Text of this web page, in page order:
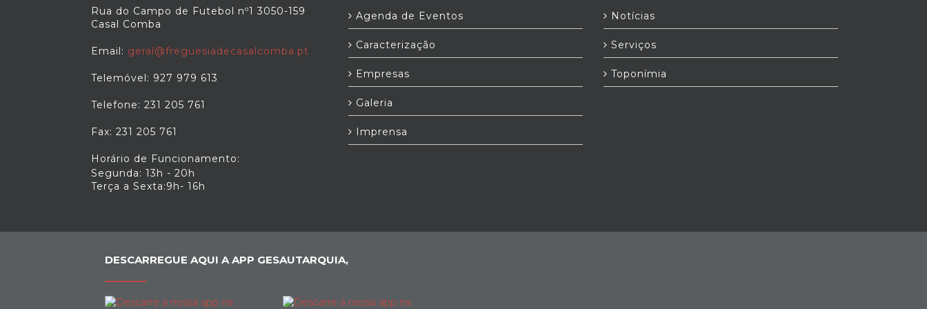
Rua do Campo de Futebol nº1 3050-159
Casal Comba
Email: geral@freguesiadecasalcomba.pt
Telemóvel: 927 979 613
Telefone: 231 205 761
Fax: 231 205 761
Horário de Funcionamento:
Segunda: 13h - 20h
Terça a Sexta:9h- 16h
Agenda de Eventos
Caracterização
Empresas
Galeria
Imprensa
Notícias
Serviços
Toponímia
DESCARREGUE AQUI A APP GESAUTARQUIA,